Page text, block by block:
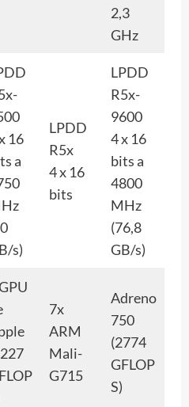
2,3
GHz
16
a
s)
LPDD
R5x
4 x 16
bits
LPDD
R5x-
9600
4 x 16
bits a
4800
MHz
(76,8
GB/s)
7x
ARM
Mali-
G715
Adreno
750
(2774
GFLOP
S)